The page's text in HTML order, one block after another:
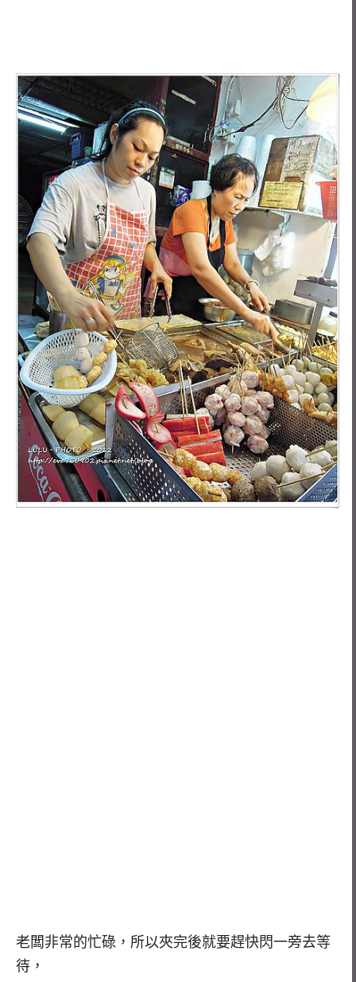
老闆非常的忙碌，所以夾完後就要趕快閃一旁去等
待，